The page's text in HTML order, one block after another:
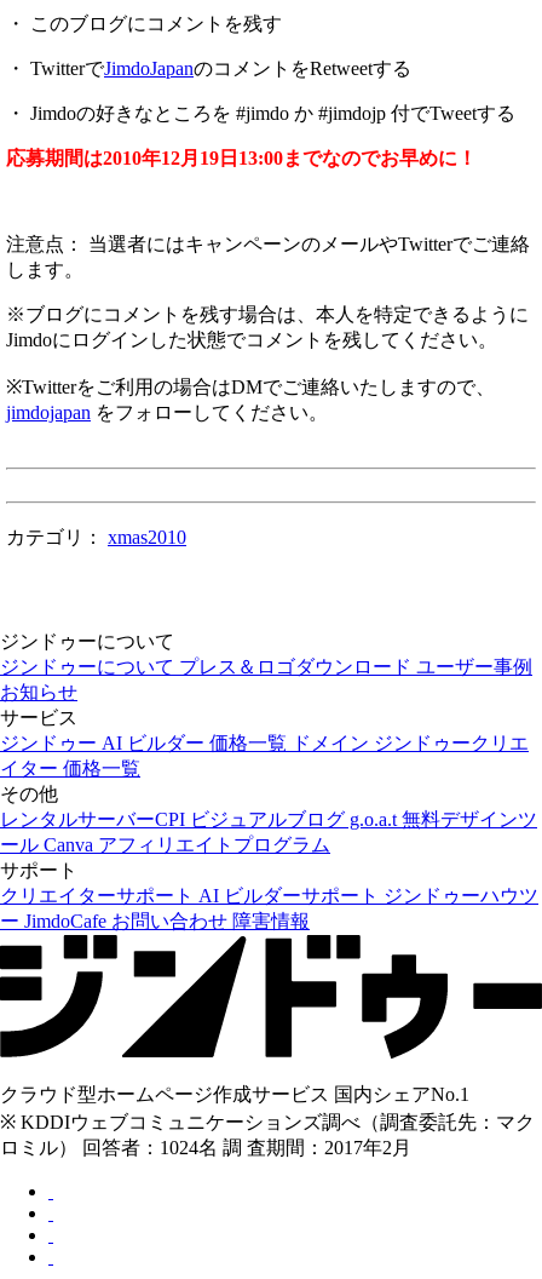
・ このブログにコメントを残す
・ TwitterでJimdoJapanのコメントをRetweetする
・ Jimdoの好きなところを #jimdo か #jimdojp 付でTweetする
応募期間は2010年12月19日13:00までなのでお早めに！
注意点： 当選者にはキャンペーンのメールやTwitterでご連絡
します。
※ブログにコメントを残す場合は、本人を特定できるように
Jimdoにログインした状態でコメントを残してください。
※Twitterをご利用の場合はDMでご連絡いたしますので、
jimdojapan をフォローしてください。
カテゴリ： xmas2010
ジンドゥーについて
ジンドゥーについて プレス＆ロゴダウンロード ユーザー事例
お知らせ
サービス
ジンドゥー AI ビルダー 価格一覧 ドメイン ジンドゥークリエ
イター 価格一覧
その他
レンタルサーバーCPI ビジュアルブログ g.o.a.t 無料デザインツ
ール Canva アフィリエイトプログラム
サポート
クリエイターサポート AI ビルダーサポート ジンドゥーハウツ
ー JimdoCafe お問い合わせ 障害情報
クラウド型ホームページ作成サービス 国内シェアNo.1
※ KDDIウェブコミュニケーションズ調べ（調査委託先：マク
ロミル） 回答者：1024名 調 査期間：2017年2月